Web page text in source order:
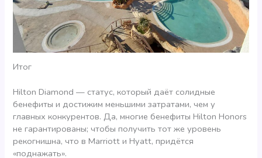
Итог
Hilton Diamond — статус, который даёт солидные
бенефиты и достижим меньшими затратами, чем у
главных конкурентов. Да, многие бенефиты Hilton Honors
не гарантированы; чтобы получить тот же уровень
рекогнишна, что в Marriott и Hyatt, придётся
«поднажать».